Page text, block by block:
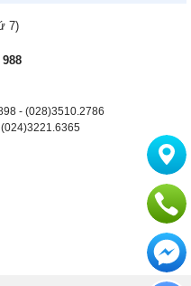
7)
988
- (028)3510.2786
(024)3221.6365